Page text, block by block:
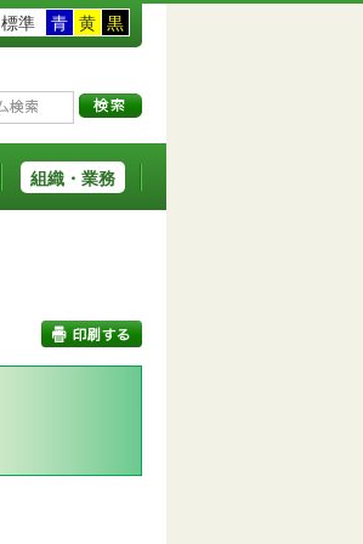
標準 青 黄 黒
組織・業務